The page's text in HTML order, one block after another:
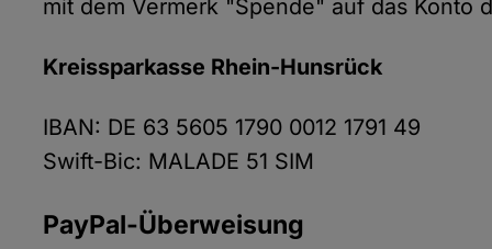
mit dem Vermerk "Spende" auf das Konto
Kreissparkasse Rhein-Hunsrück
IBAN: DE 63 5605 1790 0012 1791 49
Swift-Bic: MALADE 51 SIM
PayPal-Überweisung